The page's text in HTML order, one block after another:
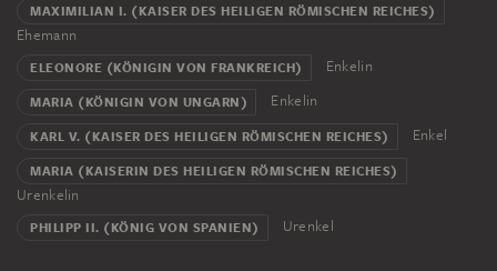
MAXIMILIAN I. (KAISER DES HEILIGEN RÖMISCHEN REICHES)
Ehemann
ELEONORE (KÖNIGIN VON FRANKREICH) Enkelin
MARIA (KÖNIGIN VON UNGARN) Enkelin
KARL V. (KAISER DES HEILIGEN RÖMISCHEN REICHES) Enkel
MARIA (KAISERIN DES HEILIGEN RÖMISCHEN REICHES)
Urenkelin
PHILIPP II. (KÖNIG VON SPANIEN) Urenkel